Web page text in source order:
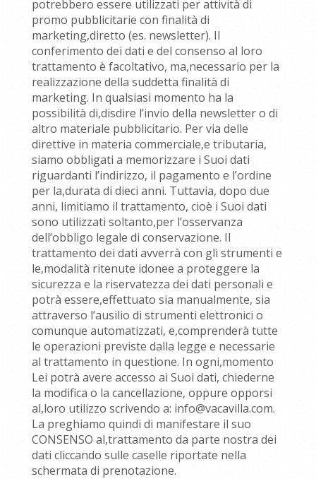
potrebbero essere utilizzati per attività di
promo pubblicitarie con finalità di
marketing,diretto (es. newsletter). Il
conferimento dei dati e del consenso al loro
trattamento è facoltativo, ma,necessario per la
realizzazione della suddetta finalità di
marketing. In qualsiasi momento ha la
possibilità di,disdire l’invio della newsletter o di
altro materiale pubblicitario. Per via delle
direttive in materia commerciale,e tributaria,
siamo obbligati a memorizzare i Suoi dati
riguardanti l’indirizzo, il pagamento e l’ordine
per la,durata di dieci anni. Tuttavia, dopo due
anni, limitiamo il trattamento, cioè i Suoi dati
sono utilizzati soltanto,per l’osservanza
dell’obbligo legale di conservazione. Il
trattamento dei dati avverrà con gli strumenti e
le,modalità ritenute idonee a proteggere la
sicurezza e la riservatezza dei dati personali e
potrà essere,effettuato sia manualmente, sia
attraverso l’ausilio di strumenti elettronici o
comunque automatizzati, e,comprenderà tutte
le operazioni previste dalla legge e necessarie
al trattamento in questione. In ogni,momento
Lei potrà avere accesso ai Suoi dati, chiederne
la modifica o la cancellazione, oppure opporsi
al,loro utilizzo scrivendo a: info@vacavilla.com.
La preghiamo quindi di manifestare il suo
CONSENSO al,trattamento da parte nostra dei
dati cliccando sulle caselle riportate nella
schermata di prenotazione.